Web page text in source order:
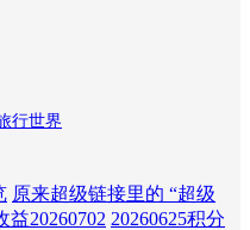
行世界
原来超级链接里的 “超级
20260702 20260625积分